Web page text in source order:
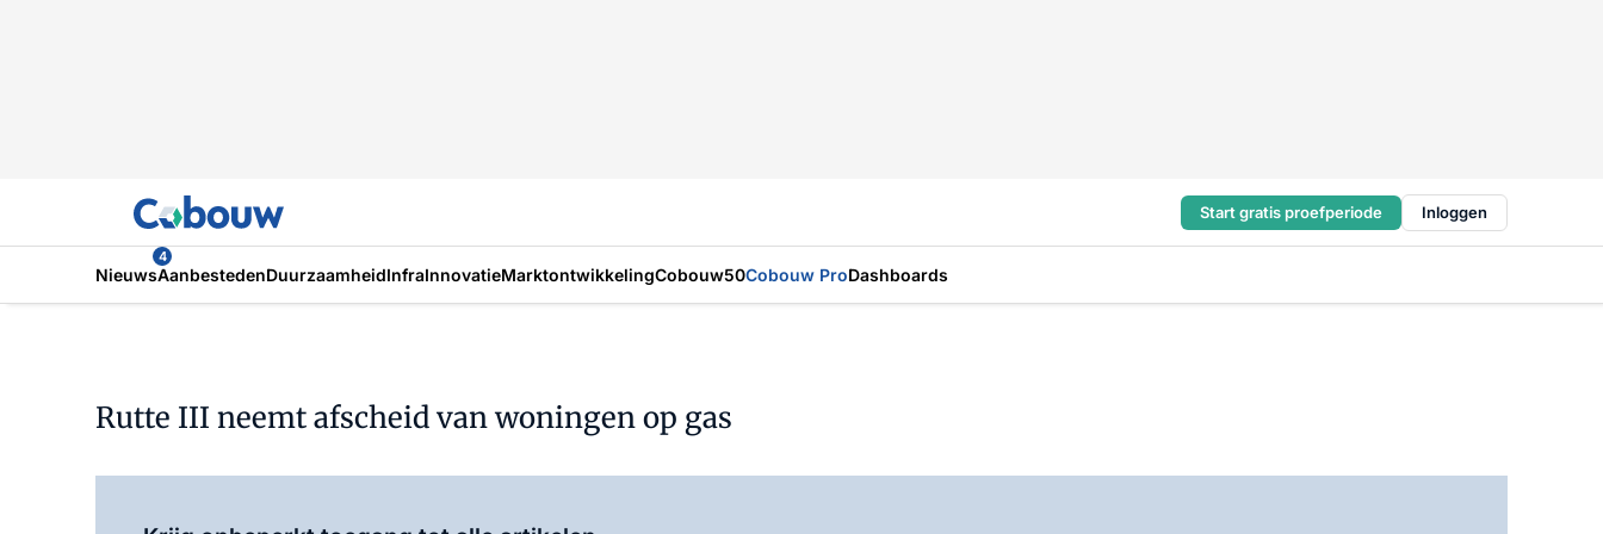
Start gratis proefperiode Inloggen
Nieuws
4
AanbestedenDuurzaamheidInfraInnovatieMarktontwikkelingCobouw50Cobouw ProDashboards
Rutte III neemt afscheid van woningen op gas